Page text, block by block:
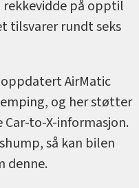
på opptil
tilsvarer rundt seks
AirMatic
og her støtter
Car-to-X-informasjon.
så kan bilen
denne.